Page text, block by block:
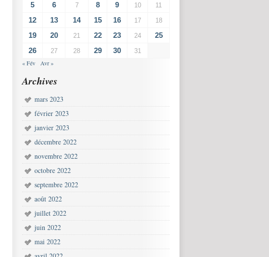
5 6 7 8 9 10 11
12 13 14 15 16 17 18
19 20 21 22 23 24
25
26
27 28 29 30 31
« Fév Avr »
Archives
mars 2023
février 2023
janvier 2023
décembre 2022
novembre 2022
octobre 2022
septembre 2022
août 2022
juillet 2022
juin 2022
mai 2022